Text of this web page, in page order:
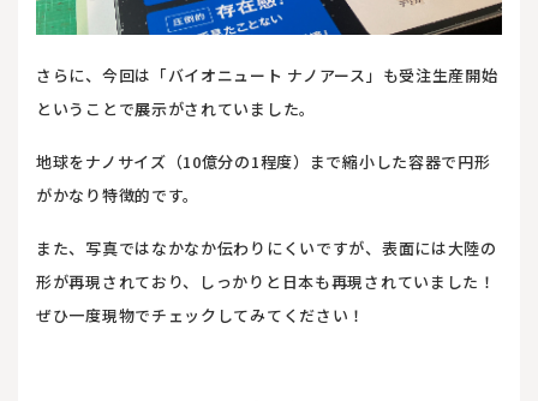
さらに、今回は「バイオニュート ナノアース」も受注生産開始
ということで展示がされていました。
地球をナノサイズ（10億分の1程度）まで縮小した容器で円形
がかなり特徴的です。
また、写真ではなかなか伝わりにくいですが、表面には大陸の
形が再現されており、しっかりと日本も再現されていました！
ぜひ一度現物でチェックしてみてください！